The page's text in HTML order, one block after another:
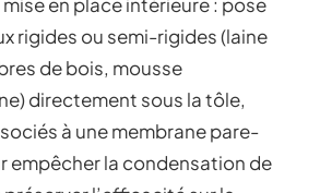
rigides ou semi-rigides (laine
de bois, mousse
directement sous la tôle,
à une membrane pare-
empêcher la condensation de